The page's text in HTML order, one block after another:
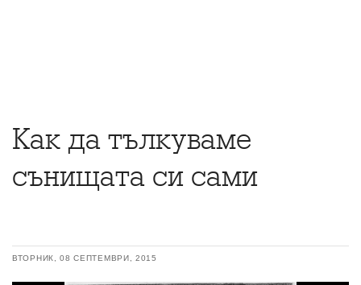
Как да тълкуваме
сънищата си сами
ВТОРНИК, 08 СЕПТЕМВРИ, 2015